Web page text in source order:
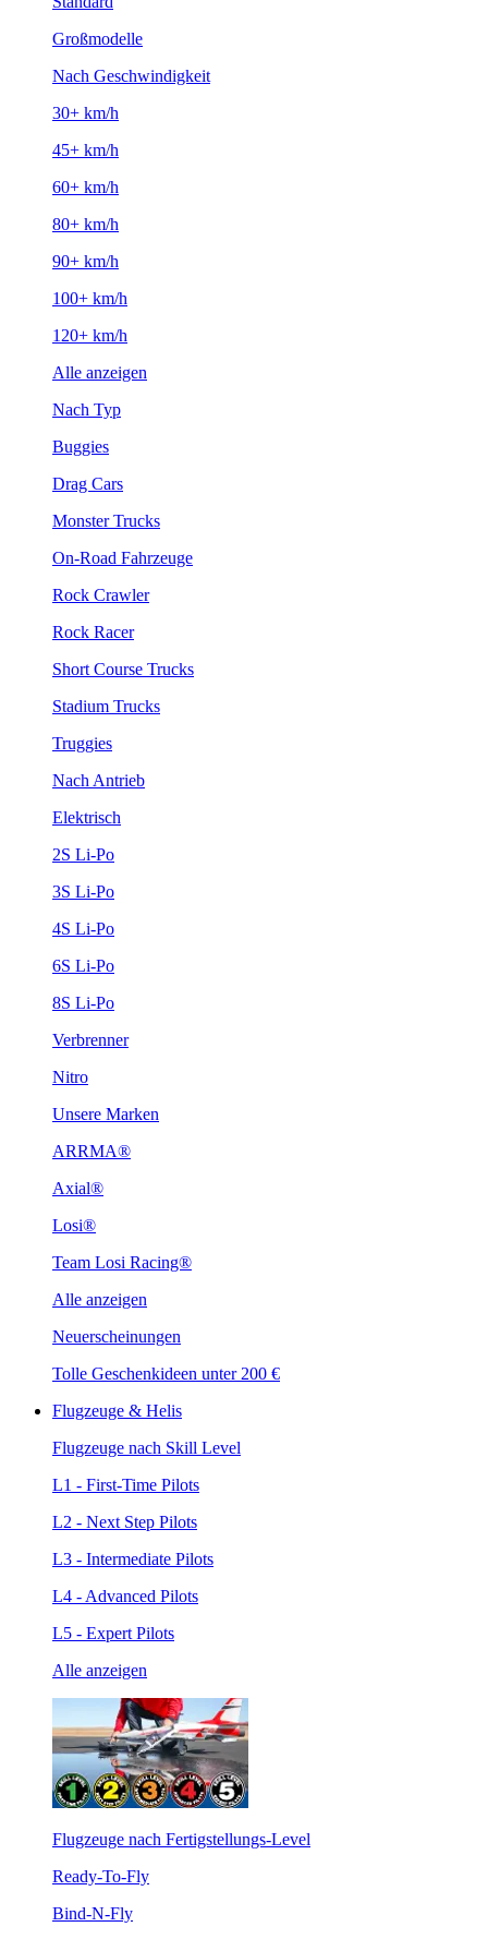
Großmodelle
Nach Geschwindigkeit
30+ km/h
45+ km/h
60+ km/h
80+ km/h
90+ km/h
100+ km/h
120+ km/h
Alle anzeigen
Nach Typ
Buggies
Drag Cars
Monster Trucks
On-Road Fahrzeuge
Rock Crawler
Rock Racer
Short Course Trucks
Stadium Trucks
Truggies
Nach Antrieb
Elektrisch
2S Li-Po
3S Li-Po
4S Li-Po
6S Li-Po
8S Li-Po
Verbrenner
Nitro
Unsere Marken
ARRMA®
Axial®
Losi®
Team Losi Racing®
Alle anzeigen
Neuerscheinungen
Tolle Geschenkideen unter 200 €
Flugzeuge & Helis
Flugzeuge nach Skill Level
L1 - First-Time Pilots
L2 - Next Step Pilots
L3 - Intermediate Pilots
L4 - Advanced Pilots
L5 - Expert Pilots
Alle anzeigen
Flugzeuge nach Fertigstellungs-Level
Ready-To-Fly
Bind-N-Fly